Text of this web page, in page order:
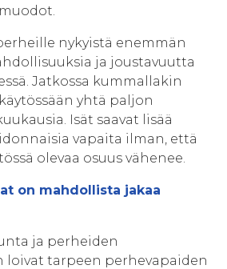
nykyistä enemmän
ja joustavuutta
Jatkossa kummallakin
yhtä paljon
Isät saavat lisää
vapaita ilman, että
olevaa osuus vähenee.
on mahdollista jakaa
ja perheiden
tarpeen perhevapaiden